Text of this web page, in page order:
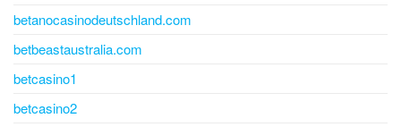
betanocasinodeutschland.com
betbeastaustralia.com
betcasino1
betcasino2